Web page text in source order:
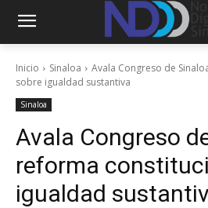
Inicio Sinaloa
Avala Congreso de
sobre igualdad sustantiva
Sinaloa
Avala Congreso
reforma
igualdad